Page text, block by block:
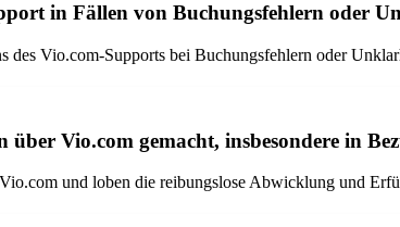
in Fällen von Buchungsfehlern oder
Vio.com-Supports bei Buchungsfehlern oder
Vio.com gemacht, insbesondere in
und loben die reibungslose Abwicklung und